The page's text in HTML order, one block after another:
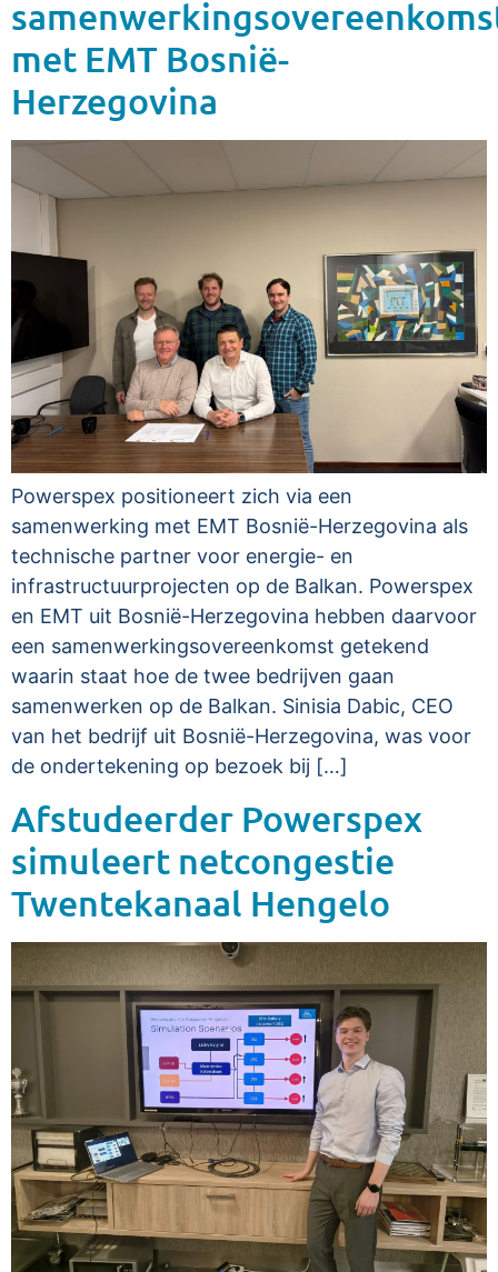
met EMT Bosnië-
Herzegovina
Powerspex positioneert zich via een
samenwerking met EMT Bosnië-Herzegovina als
technische partner voor energie- en
infrastructuurprojecten op de Balkan. Powerspex
en EMT uit Bosnië-Herzegovina hebben daarvoor
een samenwerkingsovereenkomst getekend
waarin staat hoe de twee bedrijven gaan
samenwerken op de Balkan. Sinisia Dabic, CEO
van het bedrijf uit Bosnië-Herzegovina, was voor
de ondertekening op bezoek bij […]
Afstudeerder Powerspex
simuleert netcongestie
Twentekanaal Hengelo